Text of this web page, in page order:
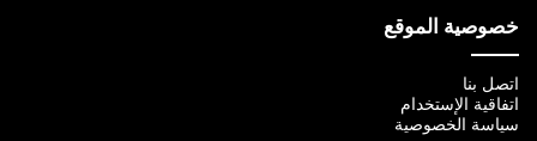
خصوصية الموقع
اتصل بنا
اتفاقية الإستخدام
سياسة الخصوصية